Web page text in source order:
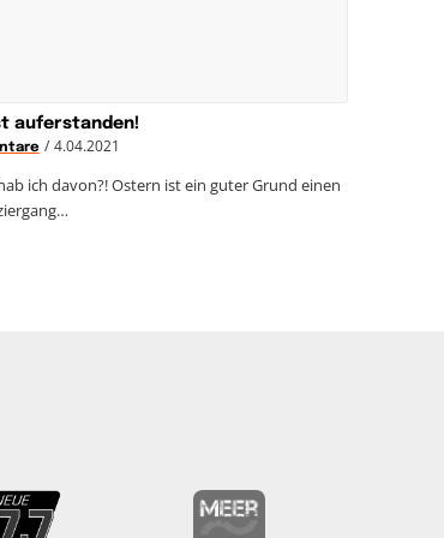
auferstanden!
/ 4.04.2021
ich davon?! Ostern ist ein guter Grund einen